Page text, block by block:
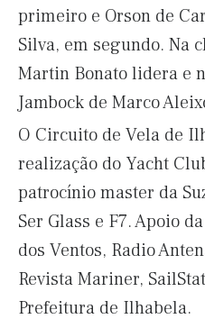
primeiro e Orson de
Silva, em segundo. Na
Martin Bonato lidera e
Jambock de Marco
O Circuito de Vela de
realização do Yacht
patrocínio master da
Ser Glass e F7. Apoio
dos Ventos, Radio
Revista Mariner,
Prefeitura de Ilhabela.